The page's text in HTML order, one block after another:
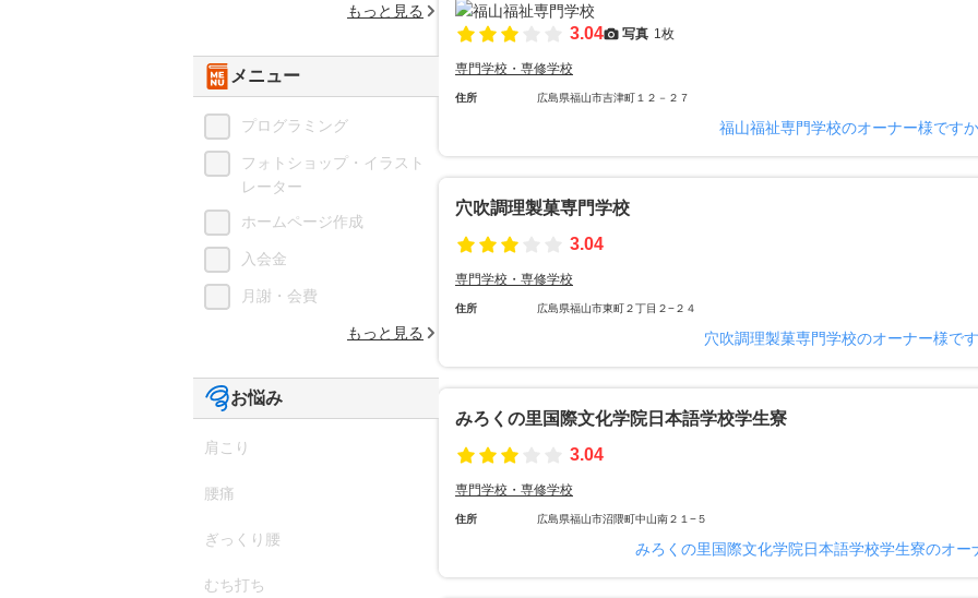
3.04 写真 1枚
専門学校・専修学校
住所 広島県福山市吉津町１２－２７
福山福祉専門学校のオーナー様です
穴吹調理製菓専門学校
3.04
専門学校・専修学校
住所 広島県福山市東町２丁目２−２４
穴吹調理製菓専門学校のオーナー様で
みろくの里国際文化学院日本語学校学生寮
3.04
専門学校・専修学校
住所 広島県福山市沼隈町中山南２１−５
みろくの里国際文化学院日本語学校学生寮のオー
もっと見る
メニュー
プログラミング
フォトショップ・イラスト
レーター
ホームページ作成
入会金
月謝・会費
もっと見る
お悩み
肩こり
腰痛
ぎっくり腰
むち打ち